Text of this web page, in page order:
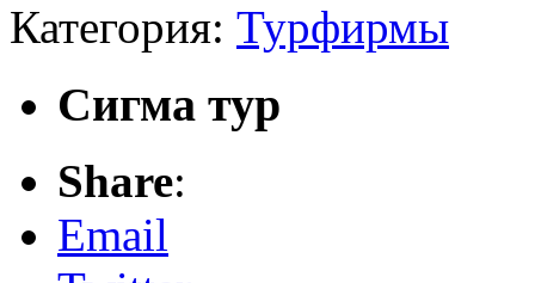
Категория: Турфирмы
Сигма тур
Share:
Email